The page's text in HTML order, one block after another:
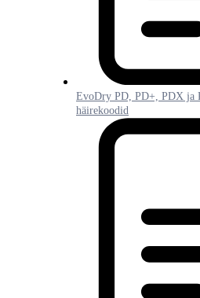
EvoDry PD, PD+, PDX ja
häirekoodid